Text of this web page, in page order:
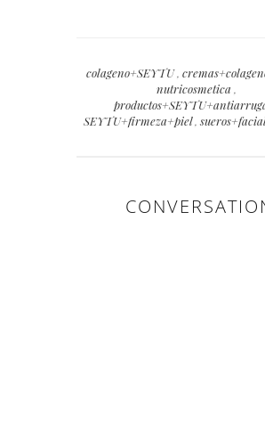
colageno+SEYTU,
nutricosmetica ,
SEYTU+firmeza+piel,